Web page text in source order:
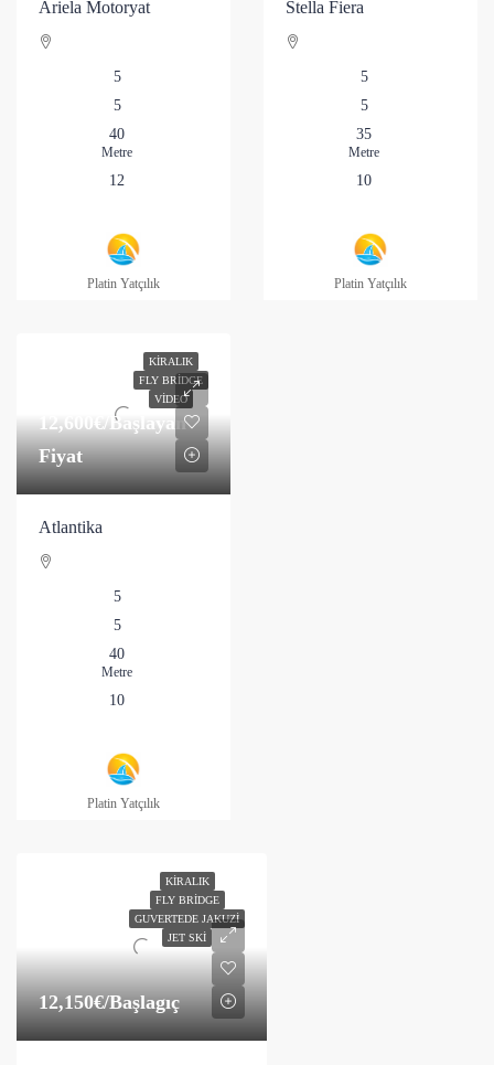
Ariela Motoryat
5
5
40
Metre
12
Platin Yatçılık
Stella Fiera
5
5
35
Metre
10
Platin Yatçılık
KIRALIK
FLY BRIDGE
VIDEO
12,600€/Başlayan
Fiyat
Atlantika
5
5
40
Metre
10
Platin Yatçılık
KIRALIK
FLY BRIDGE
GUVERTEDE JAKUZI
JET SKI
12,150€/Başlagıç